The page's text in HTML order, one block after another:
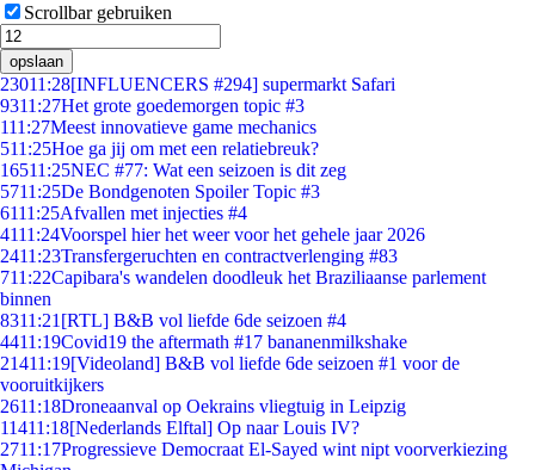
Scrollbar gebruiken
opslaan
23011:28[INFLUENCERS #294] supermarkt Safari
9311:27Het grote goedemorgen topic #3
111:27Meest innovatieve game mechanics
511:25Hoe ga jij om met een relatiebreuk?
16511:25NEC #77: Wat een seizoen is dit zeg
5711:25De Bondgenoten Spoiler Topic #3
6111:25Afvallen met injecties #4
4111:24Voorspel hier het weer voor het gehele jaar 2026
2411:23Transfergeruchten en contractverlenging #83
711:22Capibara's wandelen doodleuk het Braziliaanse parlement
binnen
8311:21 [RTL] B&B vol liefde 6de seizoen #4
4411:19Covid19 the aftermath #17 bananenmilkshake
21411:19[Videoland] B&B vol liefde 6de seizoen #1 voor de
vooruitkijkers
2611:18Droneaanval op Oekrains vliegtuig in Leipzig
11411:18[Nederlands Elftal] Op naar Louis IV?
2711:17Progressieve Democraat El-Sayed wint nipt voorverkiezing